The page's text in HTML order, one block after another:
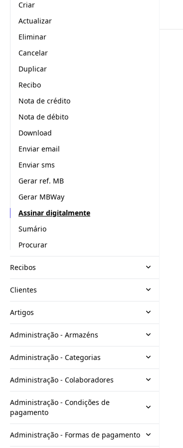
Criar
Actualizar
Eliminar
Cancelar
Duplicar
Recibo
Nota de crédito
Nota de débito
Download
Enviar email
Enviar sms
Gerar ref. MB
Gerar MBWay
Assinar digitalmente
Sumário
Procurar
Recibos
Clientes
Artigos
Administração - Armazéns
Administração - Categorias
Administração - Colaboradores
Administração - Condições de
pagamento
Administração - Formas de pagamento